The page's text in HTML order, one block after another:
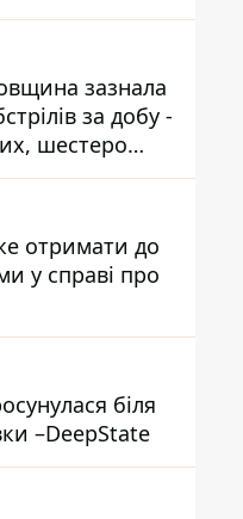
зазнала
за добу -
шестеро
отримати до
у справі про
біля
–DeepState